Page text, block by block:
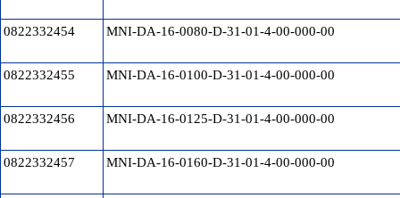
0822332454 MNI-DA-16-0080-D-31-01-4-00-000-00
0822332455 MNI-DA-16-0100-D-31-01-4-00-000-00
0822332456 MNI-DA-16-0125-D-31-01-4-00-000-00
0822332457 MNI-DA-16-0160-D-31-01-4-00-000-00